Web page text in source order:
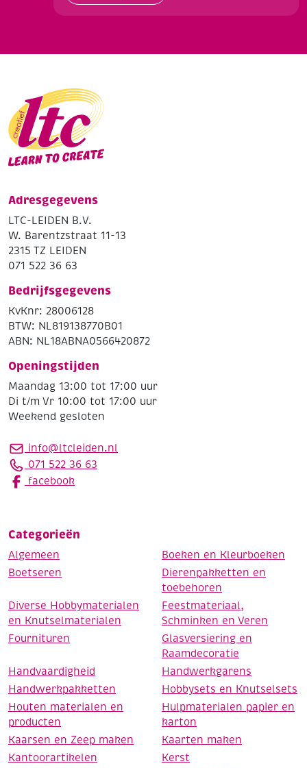
Adresgegevens
LTC-LEIDEN B.V.
W. Barentzstraat 11-13
2315 TZ LEIDEN
071 522 36 63
Bedrijfsgegevens
KvKnr: 28006128
BTW: NL819138770B01
ABN: NL18ABNA0566420872
Openingstijden
Maandag 13:00 tot 17:00 uur
Di t/m Vr 10:00 tot 17:00 uur
Weekend gesloten
info@ltcleiden.nl
071 522 36 63
facebook
Categorieën
Algemeen
Boeken en Kleurboeken
Boetseren
Dierenpakketten en
toebehoren
Diverse Hobbymaterialen
en Knutselmaterialen
Feestmateriaal,
Schminken en Veren
Fournituren
Glasversiering en
Raamdecoratie
Handvaardigheid
Handwerkgarens
Handwerkpakketten
Hobbysets en Knutselsets
Houten materialen en
producten
Hulpmaterialen papier en
karton
Kaarsen en Zeep maken
Kaarten maken
Kantoorartikelen
Kerst